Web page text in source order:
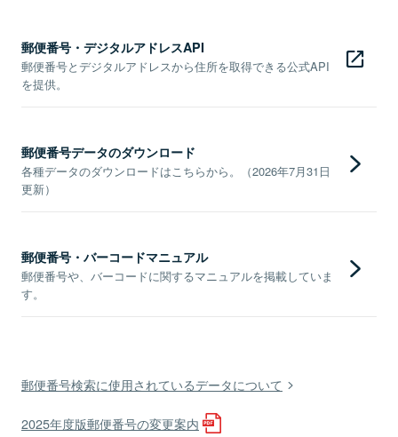
郵便番号・デジタルアドレスAPI
郵便番号とデジタルアドレスから住所を取得できる公式API
を提供。
郵便番号データのダウンロード
各種データのダウンロードはこちらから。（2026年7月31日
更新）
郵便番号・バーコードマニュアル
郵便番号や、バーコードに関するマニュアルを掲載していま
す。
郵便番号検索に使用されているデータについて
2025年度版郵便番号の変更案内